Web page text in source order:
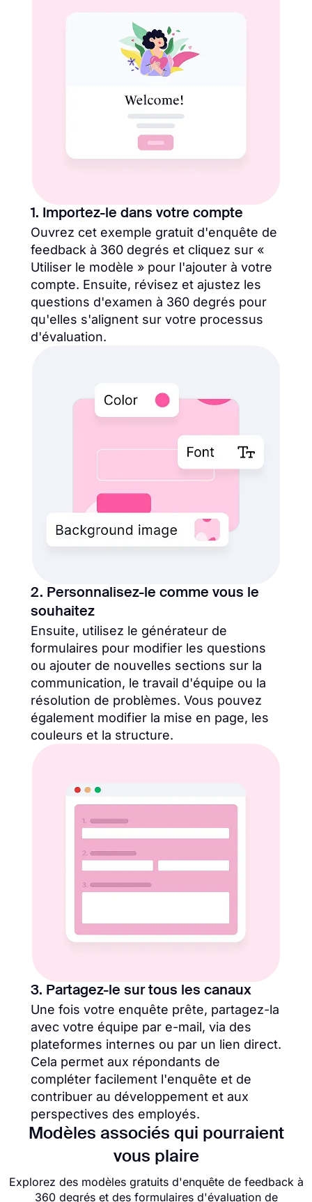
1. Importez-le dans votre compte
Ouvrez cet exemple gratuit d'enquête de
feedback à 360 degrés et cliquez sur «
Utiliser le modèle » pour l'ajouter à votre
compte. Ensuite, révisez et ajustez les
questions d'examen à 360 degrés pour
qu'elles s'alignent sur votre processus
d'évaluation.
2. Personnalisez-le comme vous le
souhaitez
Ensuite, utilisez le générateur de
formulaires pour modifier les questions
ou ajouter de nouvelles sections sur la
communication, le travail d'équipe ou la
résolution de problèmes. Vous pouvez
également modifier la mise en page, les
couleurs et la structure.
3. Partagez-le sur tous les canaux
Une fois votre enquête prête, partagez-la
avec votre équipe par e-mail, via des
plateformes internes ou par un lien direct.
Cela permet aux répondants de
compléter facilement l'enquête et de
contribuer au développement et aux
perspectives des employés.
Modèles associés qui pourraient
vous plaire
Explorez des modèles gratuits d'enquête de feedback à
360 degrés et des formulaires d'évaluation de